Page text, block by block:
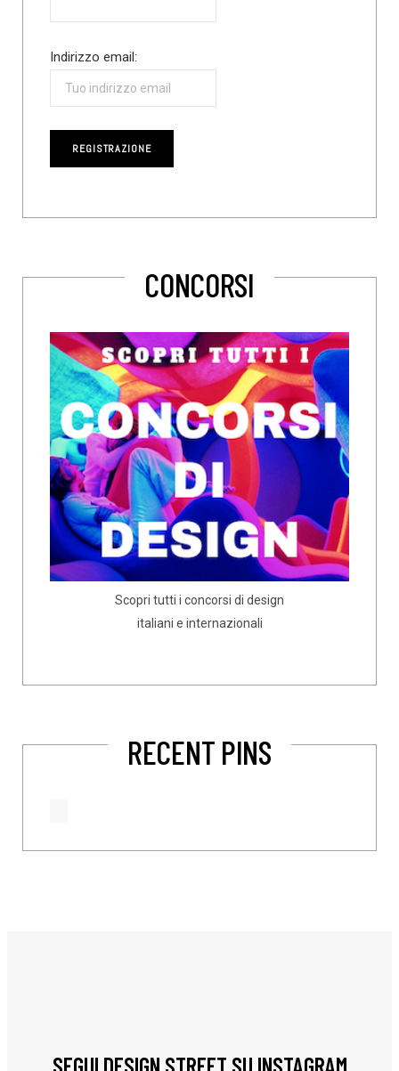
Indirizzo email:
CONCORSI
Scopri tutti i concorsi di design
italiani e internazionali
RECENT PINS
SEGUI DESIGN STREET SU INSTAGRAM